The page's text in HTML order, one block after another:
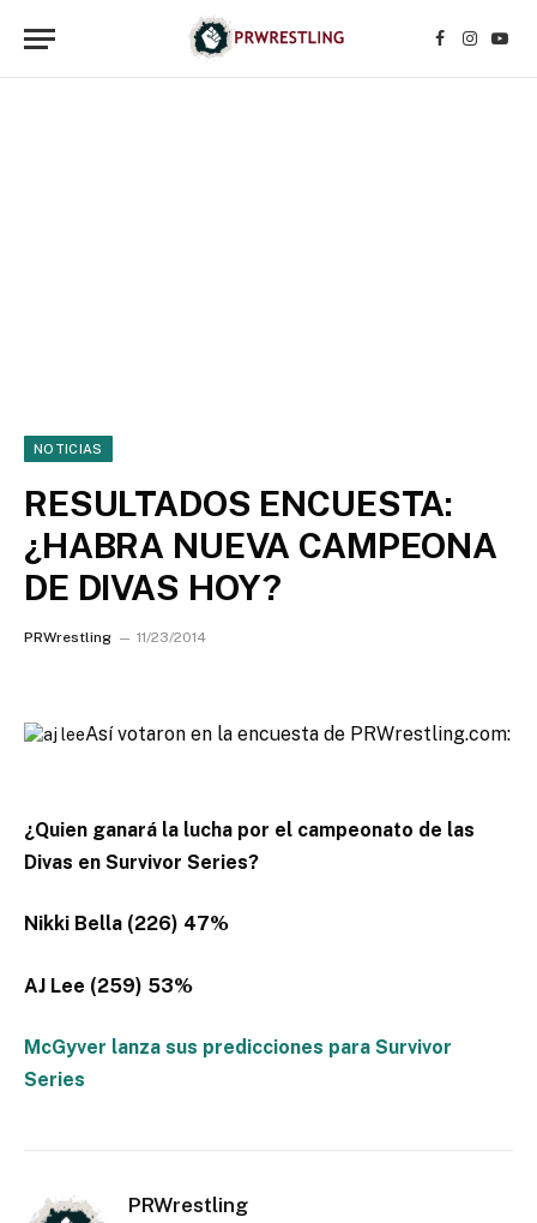
Facebook
NOTICIAS
RESULTADOS ENCUESTA:
¿HABRA NUEVA CAMPEONA
DE DIVAS HOY?
PRWrestling 11/23/2014
Así votaron en la encuesta de PRWrestling.com:
¿Quien ganará la lucha por el campeonato de las
Divas en Survivor Series?
Nikki Bella (226) 47%
AJ Lee (259) 53%
McGyver lanza sus predicciones para Survivor
Series
PRWrestling